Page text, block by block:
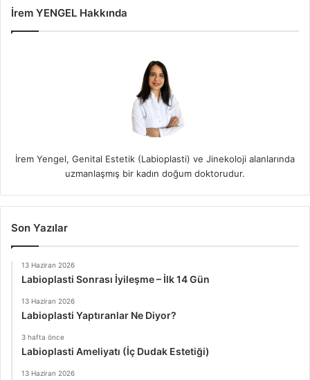
İrem YENGEL Hakkında
İrem Yengel, Genital Estetik (Labioplasti) ve Jinekoloji alanlarında
uzmanlaşmış bir kadın doğum doktorudur.
Son Yazılar
13 Haziran 2026
Labioplasti Sonrası İyileşme – İlk 14 Gün
13 Haziran 2026
Labioplasti Yaptıranlar Ne Diyor?
3 hafta önce
Labioplasti Ameliyatı (İç Dudak Estetiği)
13 Haziran 2026